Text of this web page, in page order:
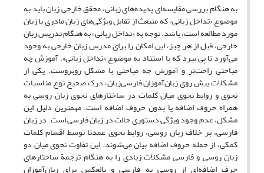
به هنگام بررسی مقایسه‌ای پدیده‌های زبانی، محقق خارجی زبان باید به
موضوع «تداخل زبانی» که منبعث از تقابل ویژگی‌های زبان مادری با زبان
مورد مطالعه است، باشد. توجه به «تداخل زبانی» به هنگام تدریس زبان
خارجی، قبل از هر چیز، این امکان را برای مدرس زبان خارجی به وجود
می‌آورد تا پی ببرد که با استناد به موضوع «تداخل زبانی»، آموزش چه
مباحثی راحت‌تر و آموزش چه مباحثی با مشکل روبروست. یکی از
مشکلات پیش روی زبان‌آموزان فارسی‌زبان، درک صحیح نوع مناسبات
نحوی و روابط نحوی میان کلمات در ساختارهای نحوی زبان روسی به
همراه حروف اضافه یا بدون حروف اضافه است. مهمترین دلیل این
مشکل، عدم وجود ویژگی دستوری حالت در زبان فارسی است. در زبان
فارسی، بر خلاف زبان روسی، روابط نحوی عمدتا توسط اقسام کلمات
کمکی، از جمله حروف اضافه بیان می‌شوند. این تفاوت نحوی میان دو
زبان روسی و فارسی مشکلات زیادی را به هنگام ترجمة ساختارهای
حرف اضافه‌ای از روسی به فارسی و بالعکس برای زبان‌آموزان